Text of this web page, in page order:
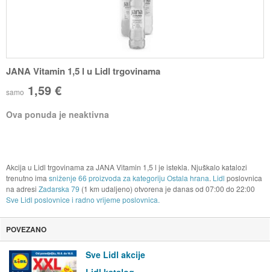
JANA Vitamin 1,5 l u Lidl trgovinama
samo 1,59 €
Ova ponuda je neaktivna
Akcija u Lidl trgovinama za JANA Vitamin 1,5 l je istekla. Njuškalo katalozi
trenutno ima sniženje 66 proizvoda za kategoriju Ostala hrana. Lidl poslovnica
na adresi Zadarska 79 (1 km udaljeno) otvorena je danas od 07:00 do 22:00
Sve Lidl poslovnice i radno vrijeme poslovnica.
POVEZANO
Sve Lidl akcije